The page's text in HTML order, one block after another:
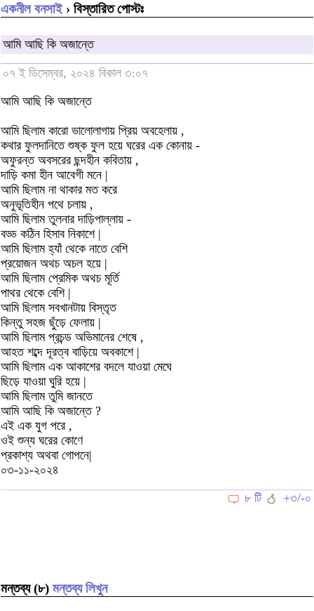
একনীল বনসাই› বিস্তারিত পোস্টঃ
আমি আছি কি অজান্তে
০৭ ই ডিসেম্বর, ২০২৪ বিকাল ৩:০৭
আমি আছি কি অজান্তে
আমি ছিলাম কারো ভালোলাগায় প্রিয় অবহেলায় ,
কথার ফুলদানিতে শুষ্ক ফুল হয়ে ঘরের এক কোনায় -
অফুরন্ত অবসরের ছন্দহীন কবিতায় ,
দাড়ি কমা হীন আবেগী মনে |
আমি ছিলাম না থাকার মত করে
অনুভূতিহীন পথে চলায় ,
আমি ছিলাম তুলনার দাড়িপাল্লায় -
বড্ড কঠিন হিসাব নিকাশে |
আমি ছিলাম হ্যাঁ থেকে নাতে বেশি
প্রয়োজন অথচ অচল হয়ে |
আমি ছিলাম প্রেমিক অথচ মূর্তি
পাথর থেকে বেশি |
আমি ছিলাম সবখানটায় বিস্তৃত
কিন্তু সহজ ছুঁড়ে ফেলায় |
আমি ছিলাম প্রচন্ড অভিমানের শেষে ,
আহত শব্দে দূরত্ব বাড়িয়ে অবকাশে |
আমি ছিলাম এক আকাশের বদলে যাওয়া মেঘে
ছিড়ে যাওয়া ঘুরি হয়ে |
আমি ছিলাম তুমি জানতে
আমি আছি কি অজান্তে ?
এই এক যুগ পরে ,
ওই শুন্য ঘরের কোণে
প্রকাশ্য অথবা গোপনে|
০৩-১১-২০২৪
৮ টি
+৩/-০
মন্তব্য (৮) মন্তব্য লিখুন